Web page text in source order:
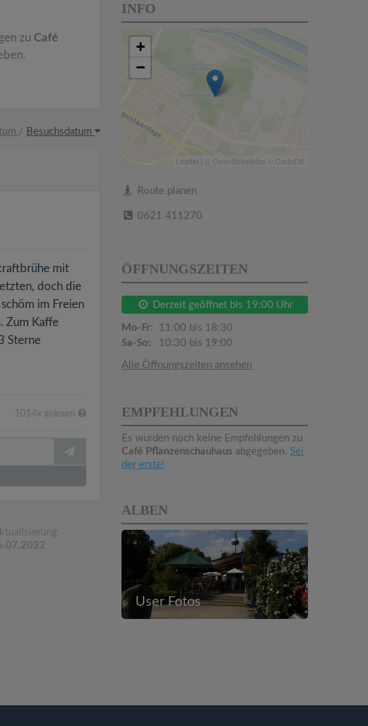
zu Café
/ Besuchsdatum
mit
doch die
im Freien
Zum Kaffe
Sterne
1014x gelesen
INFO
+
−
Leaflet | © OpenStreetMap © CartoDB
Route planen
0621 411270
ÖFFNUNGSZEITEN
Derzeit geöffnet bis 19:00 Uhr
Mo-Fr:
11:00 bis 18:30
Sa-So:
10:30 bis 19:00
Alle Öffnungszeiten ansehen
EMPFEHLUNGEN
Es wurden noch keine Empfehlungen zu
Café Pflanzenschauhaus abgegeben. Sei
der erste!
ALBEN
User Fotos